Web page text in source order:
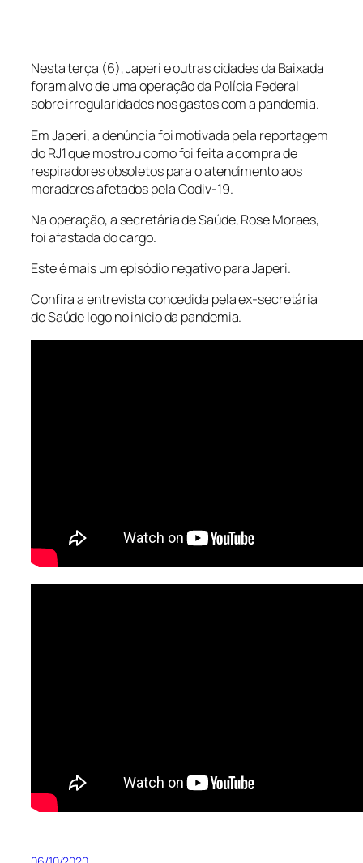
Nesta terça (6), Japeri e outras cidades da Baixada
foram alvo de uma operação da Polícia Federal
sobre irregularidades nos gastos com a pandemia.
Em Japeri, a denúncia foi motivada pela reportagem
do RJ1 que mostrou como foi feita a compra de
respiradores obsoletos para o atendimento aos
moradores afetados pela Codiv-19.
Na operação, a secretária de Saúde, Rose Moraes,
foi afastada do cargo.
Este é mais um episódio negativo para Japeri.
Confira a entrevista concedida pela ex-secretária
de Saúde logo no início da pandemia.